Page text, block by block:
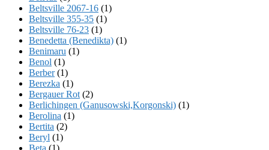
Beltsville 2067-16 (1)
Beltsville 355-35 (1)
Beltsville 76-23 (1)
Benedetta (Benedikta) (1)
Benimaru (1)
Benol (1)
Berber(1)
Berezka (1)
Bergauer Rot (2)
Berlichingen (Ganusowski,Korgonski) (1)
Berolina (1)
Bertita (2)
Beryl (1)
Beta (1)